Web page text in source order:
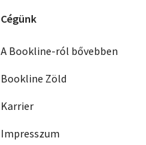
Cégünk
A Bookline-ról bővebben
Bookline Zöld
Karrier
Impresszum